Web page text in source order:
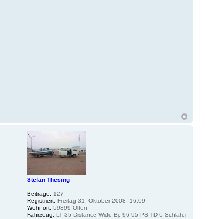
Stefan Thesing
Beiträge: 127
Registriert: Freitag 31. Oktober 2008, 16:09
Wohnort: 59399 Olfen
Fahrzeug: LT 35 Distance Wide Bj. 96 95 PS TD 6 Schläfer